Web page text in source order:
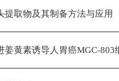
提取物及其制备方法与应用
姜黄素诱导人胃癌MGC-803